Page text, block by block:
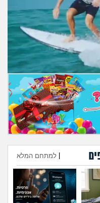
גאווה
למתחם המלא
הוספת טיפ